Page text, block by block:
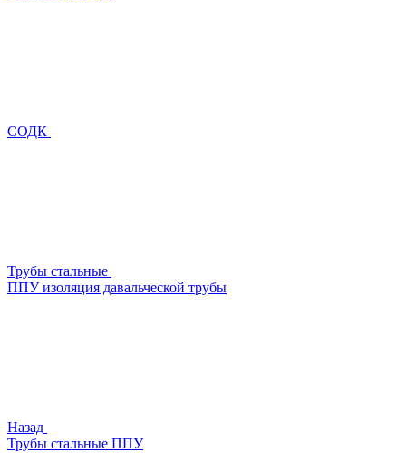
СОДК
Трубы стальные
ППУ изоляция давальческой трубы
Назад
Трубы стальные ППУ